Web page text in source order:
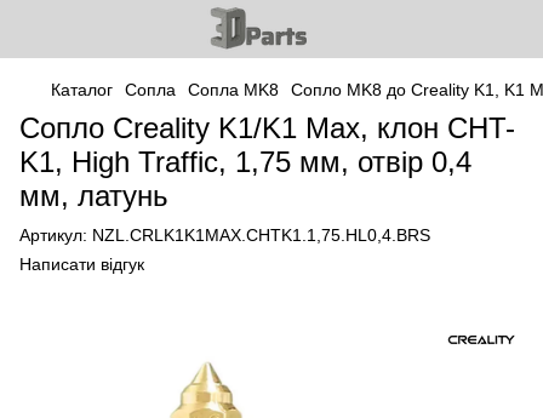
Каталог Сопла Сопла MK8 Сопло MK8 до Creality K1, K1
Сопло Creality K1/K1 Max, клон CHT-
K1, High Traffic, 1,75 мм, отвір 0,4
мм, латунь
Артикул: NZL.CRLK1K1MAX.CHTK1.1,75.HL0,4.BRS
Написати відгук